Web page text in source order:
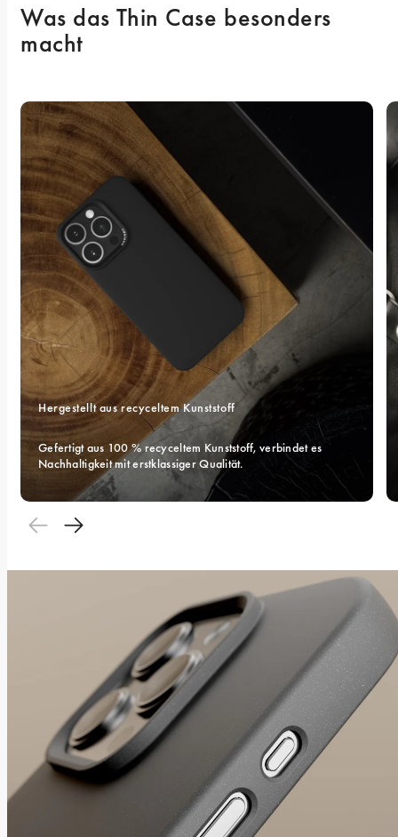
Was das Thin Case besonders
macht
Hergestellt aus recyceltem Kunststoff
Gefertigt aus 100 % recyceltem Kunststoff, verbindet es
Nachhaltigkeit mit erstklassiger Qualität.